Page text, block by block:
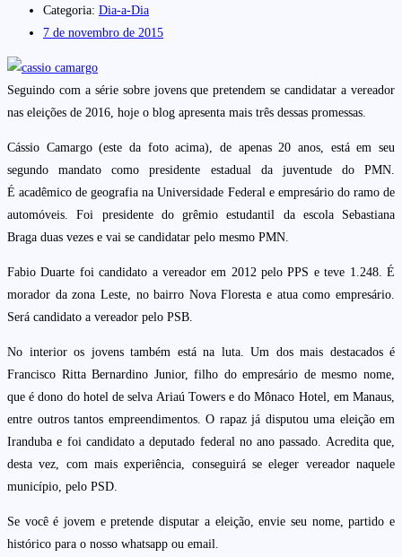
Categoria: Dia-a-Dia
7 de novembro de 2015
Seguindo com a série sobre jovens que pretendem se candidatar a vereador
nas eleições de 2016, hoje o blog apresenta mais três dessas promessas.
Cássio Camargo (este da foto acima), de apenas 20 anos, está em seu
segundo mandato como presidente estadual da juventude do PMN.
É acadêmico de geografia na Universidade Federal e empresário do ramo de
automóveis. Foi presidente do grêmio estudantil da escola Sebastiana
Braga duas vezes e vai se candidatar pelo mesmo PMN.
Fabio Duarte foi candidato a vereador em 2012 pelo PPS e teve 1.248. É
morador da zona Leste, no bairro Nova Floresta e atua como empresário.
Será candidato a vereador pelo PSB.
No interior os jovens também está na luta. Um dos mais destacados é
Francisco Ritta Bernardino Junior, filho do empresário de mesmo nome,
que é dono do hotel de selva Ariaú Towers e do Mônaco Hotel, em Manaus,
entre outros tantos empreendimentos. O rapaz já disputou uma eleição em
Iranduba e foi candidato a deputado federal no ano passado. Acredita que,
desta vez, com mais experiência, conseguirá se eleger vereador naquele
município, pelo PSD.
Se você é jovem e pretende disputar a eleição, envie seu nome, partido e
histórico para o nosso whatsapp ou email.